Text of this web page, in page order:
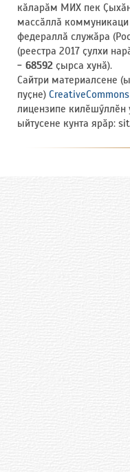
кӑларӑм МИХ пек
массӑллӑ коммуникаци
федераллӑ служӑра
(реестра 2017 ҫулхи
- 68592 ҫырса хунӑ).
Сайтри материалсене
пуҫне)
лицензипе килӗшӳллӗн
ыйтусене кунта ярӑр: